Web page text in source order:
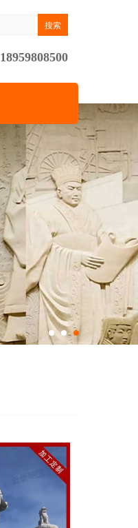
18959808500